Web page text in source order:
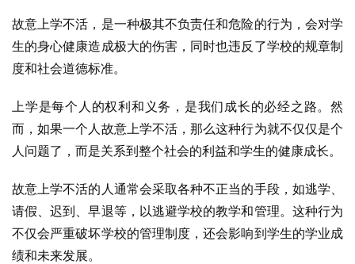
故意上学不活，是一种极其不负责任和危险的行为，会对学
生的身心健康造成极大的伤害，同时也违反了学校的规章制
度和社会道德标准。
上学是每个人的权利和义务，是我们成长的必经之路。然
而，如果一个人故意上学不活，那么这种行为就不仅仅是个
人问题了，而是关系到整个社会的利益和学生的健康成长。
故意上学不活的人通常会采取各种不正当的手段，如逃学、
请假、迟到、早退等，以逃避学校的教学和管理。这种行为
不仅会严重破坏学校的管理制度，还会影响到学生的学业成
绩和未来发展。